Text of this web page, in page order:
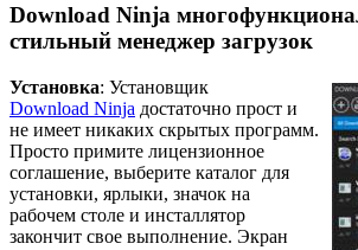
Download Ninja
стильный менеджер загрузок
Установка: Установщик
Download Ninja достаточно прост и
не имеет никаких скрытых программ.
Просто примите лицензионное
соглашение, выберите каталог для
установки, ярлыки, значок на
рабочем столе и инсталлятор
закончит свое выполнение. Экран